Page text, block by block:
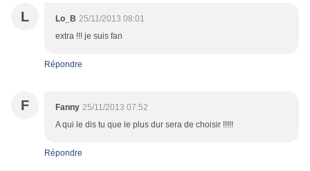
L Lo_B 25/11/2013 08:01
extra !!! je suis fan
Répondre
F Fanny 25/11/2013 07:52
A qui le dis tu que le plus dur sera de choisir !!!!!
Répondre